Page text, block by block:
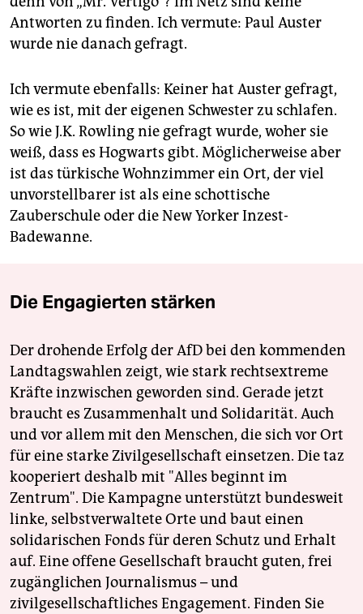
Antworten zu finden. Ich vermute: Paul Auster
wurde nie danach gefragt.
Ich vermute ebenfalls: Keiner hat Auster gefragt,
wie es ist, mit der eigenen Schwester zu schlafen.
So wie J.K. Rowling nie gefragt wurde, woher sie
weiß, dass es Hogwarts gibt. Möglicherweise aber
ist das türkische Wohnzimmer ein Ort, der viel
unvorstellbarer ist als eine schottische
Zauberschule oder die New Yorker Inzest-
Badewanne.
Die Engagierten stärken
Der drohende Erfolg der AfD bei den kommenden
Landtagswahlen zeigt, wie stark rechtsextreme
Kräfte inzwischen geworden sind. Gerade jetzt
braucht es Zusammenhalt und Solidarität. Auch
und vor allem mit den Menschen, die sich vor Ort
für eine starke Zivilgesellschaft einsetzen. Die taz
kooperiert deshalb mit "Alles beginnt im
Zentrum". Die Kampagne unterstützt bundesweit
linke, selbstverwaltete Orte und baut einen
solidarischen Fonds für deren Schutz und Erhalt
auf. Eine offene Gesellschaft braucht guten, frei
zugänglichen Journalismus – und
zivilgesellschaftliches Engagement. Finden Sie